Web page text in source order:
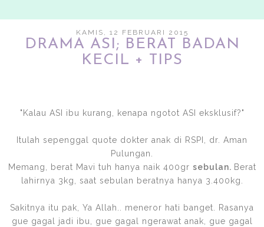
KAMIS, 12 FEBRUARI 2015
DRAMA ASI; BERAT BADAN
KECIL + TIPS
"Kalau ASI ibu kurang, kenapa ngotot ASI eksklusif?"
Itulah sepenggal quote dokter anak di RSPI, dr. Aman
Pulungan.
Memang, berat Mavi tuh hanya naik 400gr sebulan. Berat
lahirnya 3kg, saat sebulan beratnya hanya 3.400kg.
Sakitnya itu pak, Ya Allah.. meneror hati banget. Rasanya
gue gagal jadi ibu, gue gagal ngerawat anak, gue gagal